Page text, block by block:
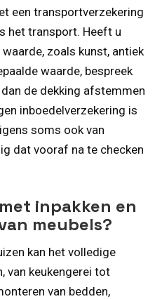
een transportverzekering
het transport. Heeft u
zoals kunst, antiek
waarde, bespreek
de dekking afstemmen
inboedelverzekering is
soms ook van
dat vooraf na te checken
inpakken en
meubels?
kan het volledige
van keukengerei tot
van bedden,